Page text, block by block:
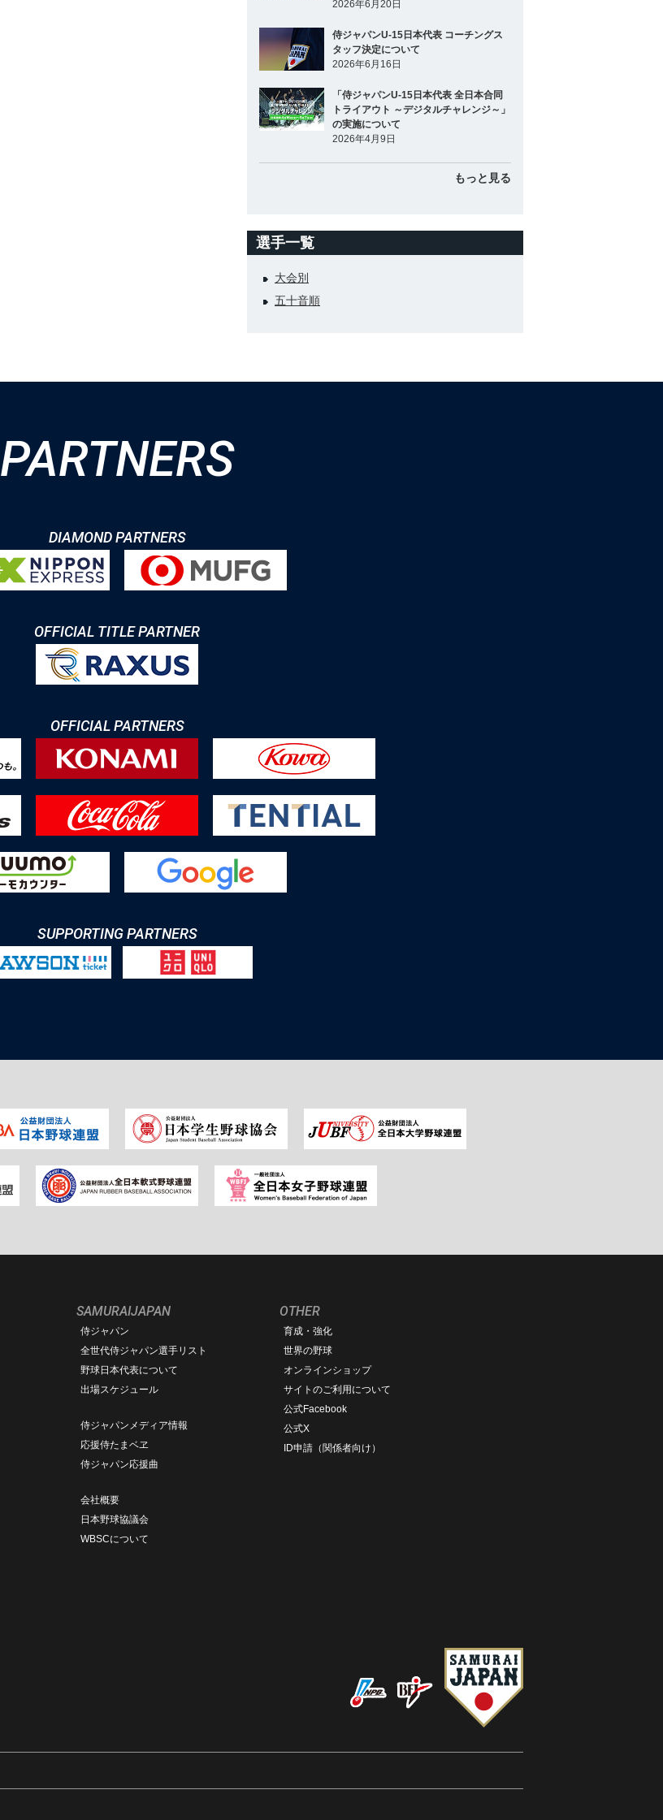
2026年6月20日
侍ジャパンU-15日本代表 コーチングス
タッフ決定について
2026年6月16日
「侍ジャパンU-15日本代表 全日本合同
トライアウト ～デジタルチャレンジ～」
の実施について
2026年4月9日
もっと見る
選手一覧
大会別
五十音順
PARTNERS
DIAMOND PARTNERS
OFFICIAL TITLE PARTNER
OFFICIAL PARTNERS
SUPPORTING PARTNERS
SAMURAIJAPAN
侍ジャパン
全世代侍ジャパン選手リスト
野球日本代表について
出場スケジュール
侍ジャパンメディア情報
応援侍たまベヱ
侍ジャパン応援曲
会社概要
日本野球協議会
WBSCについて
OTHER
育成・強化
世界の野球
オンラインショップ
サイトのご利用について
公式Facebook
公式X
ID申請（関係者向け）